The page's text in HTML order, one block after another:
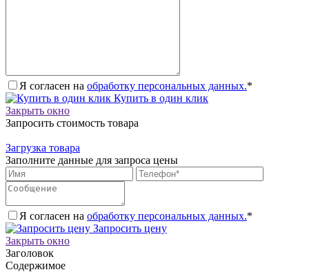
Я согласен на обработку персональных данных.*
Купить в один клик
Закрыть окно
Запросить стоимость товара
Загрузка товара
Заполните данные для запроса цены
Я согласен на обработку персональных данных.*
Запросить цену
Закрыть окно
Заголовок
Содержимое